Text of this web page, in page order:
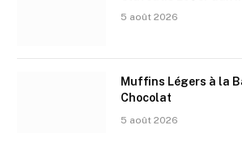
5 août 2026
Muffins Légers à la
Chocolat
5 août 2026